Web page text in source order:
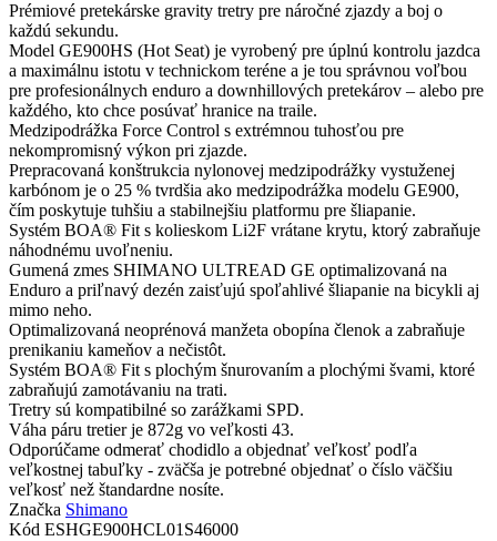
Prémiové pretekárske gravity tretry pre náročné zjazdy a boj o
každú sekundu.
Model GE900HS (Hot Seat) je vyrobený pre úplnú kontrolu jazdca
a maximálnu istotu v technickom teréne a je tou správnou voľbou
pre profesionálnych enduro a downhillových pretekárov – alebo pre
každého, kto chce posúvať hranice na traile.
Medzipodrážka Force Control s extrémnou tuhosťou pre
nekompromisný výkon pri zjazde.
Prepracovaná konštrukcia nylonovej medzipodrážky vystuženej
karbónom je o 25 % tvrdšia ako medzipodrážka modelu GE900,
čím poskytuje tuhšiu a stabilnejšiu platformu pre šliapanie.
Systém BOA® Fit s kolieskom Li2F vrátane krytu, ktorý zabraňuje
náhodnému uvoľneniu.
Gumená zmes SHIMANO ULTREAD GE optimalizovaná na
Enduro a priľnavý dezén zaisťujú spoľahlivé šliapanie na bicykli aj
mimo neho.
Optimalizovaná neoprénová manžeta obopína členok a zabraňuje
prenikaniu kameňov a nečistôt.
Systém BOA® Fit s plochým šnurovaním a plochými švami, ktoré
zabraňujú zamotávaniu na trati.
Tretry sú kompatibilné so zarážkami SPD.
Váha páru tretier je 872g vo veľkosti 43.
Odporúčame odmerať chodidlo a objednať veľkosť podľa
veľkostnej tabuľky - zväčša je potrebné objednať o číslo väčšiu
veľkosť než štandardne nosíte.
Značka Shimano
Kód ESHGE900HCL01S46000